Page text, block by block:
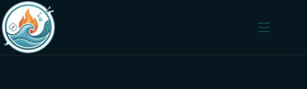
Zum
Inhalt
springen